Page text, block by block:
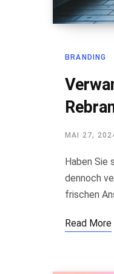
BRANDING
MAI 27,
Haben Sie
dennoch
frischen
Read More